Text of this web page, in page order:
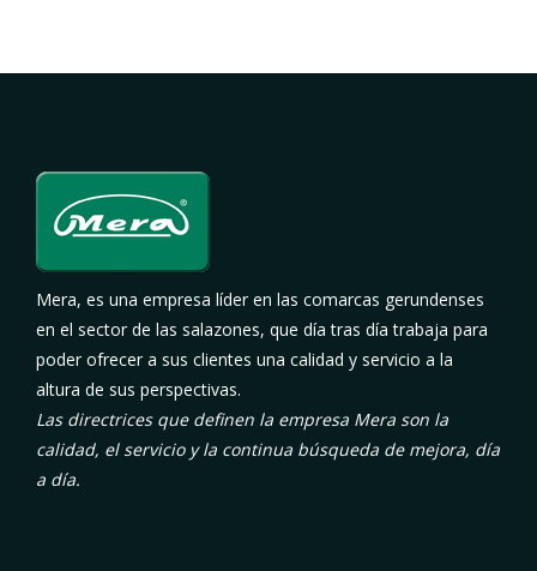
Mera, es una empresa líder en las comarcas gerundenses
en el sector de las salazones, que día tras día trabaja para
poder ofrecer a sus clientes una calidad y servicio a la
altura de sus perspectivas.
Las directrices que definen la empresa Mera son la
calidad, el servicio y la continua búsqueda de mejora, día
a día.